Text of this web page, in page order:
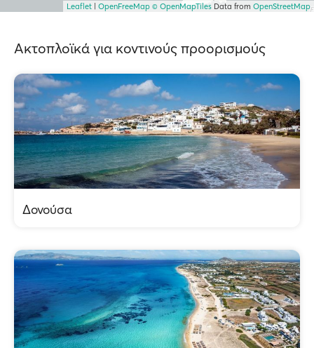
Leaflet | OpenFreeMap © OpenMapTiles Data from OpenStreetMap
Ακτοπλοϊκά για κοντινούς προορισμούς
Δονούσα